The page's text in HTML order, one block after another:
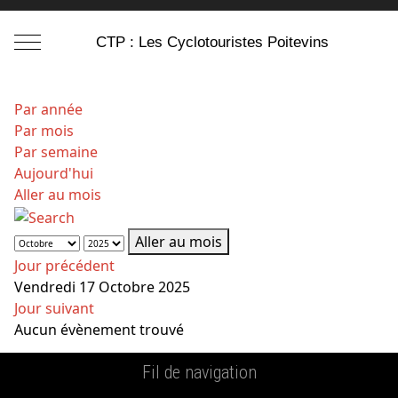
Mobile Menu ToggleCTP : Les Cyclotouristes Poitevins
Par année
Par mois
Par semaine
Aujourd'hui
Aller au mois
Aller au mois
Jour précédent
Vendredi 17 Octobre 2025
Jour suivant
Aucun évènement trouvé
Fil de navigation